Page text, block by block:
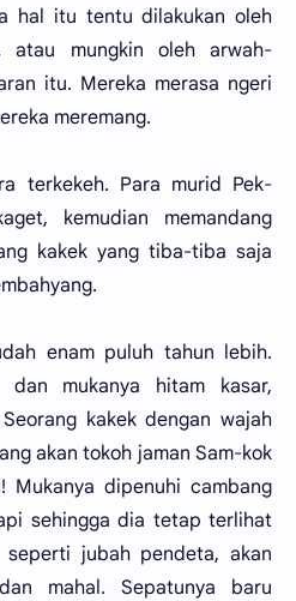
hal itu tentu dilakukan oleh
atau mungkin oleh arwah-
itu. Mereka merasa ngeri
meremang.
terkekeh. Para murid Pek-
kemudian memandang
kakek yang tiba-tiba saja
enam puluh tahun lebih.
dan mukanya hitam kasar,
kakek dengan wajah
akan tokoh jaman Sam-kok
Mukanya dipenuhi cambang
sehingga dia tetap terlihat
seperti jubah pendeta, akan
mahal. Sepatunya baru